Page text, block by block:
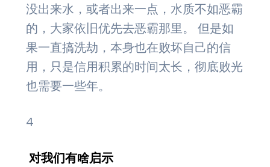
没出来水，或者出来一点，水质不如恶霸
的，大家依旧优先去恶霸那里。 但是如
果一直搞洗劫，本身也在败坏自己的信
用，只是信用积累的时间太长，彻底败光
也需要一些年。
4
对我们有啥启示